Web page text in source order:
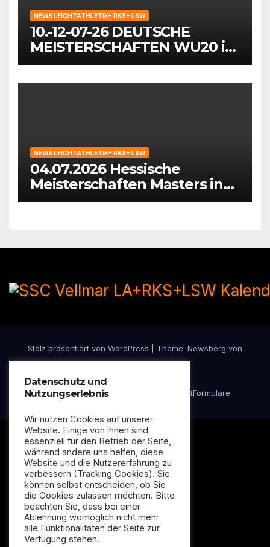
NEWS LEICHTATHLETIK+ RKS+ LSW
10.-12-07-26 DEUTSCHE
MEISTERSCHAFTEN WU20 in
Wattenscheid-Bochum
NEWS LEICHTATHLETIK+ RKS+ LSW
04.07.2026 Hessische
Meisterschaften Masters in
Hattersheim
Stolz präsentiert von WordPress Theme: Newsberg von
Themeansar
Datenschutzerklärung KontaktFormulare
Datenschutz und
Nutzungserlebnis
Wir nutzen Cookies auf unserer
Website. Einige von ihnen sind
essenziell für den Betrieb der Seite,
während andere uns helfen, diese
Website und die Nutzererfahrung zu
verbessern (Tracking Cookies). Sie
können selbst entscheiden, ob Sie
die Cookies zulassen möchten. Bitte
beachten Sie, dass bei einer
Ablehnung womöglich nicht mehr
alle Funktionalitäten der Seite zur
Verfügung stehen.